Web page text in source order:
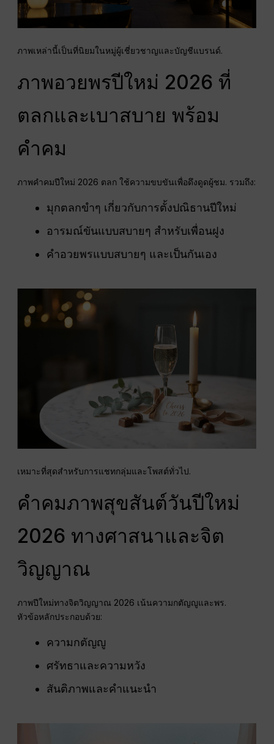
ภาพเหล่านี้เป็นที่นิยมในหมู่ผู้เชี่ยวชาญและบัญชีแบรนด์.
ภาพอวยพรปีใหม่ 2026 ที่
ตลกและเบาสบาย พร้อม
คำคม
ภาพคำคมปีใหม่ 2026 ตลก ใช้ความขบขันเพื่อดึงดูดผู้ชม. รวมถึง:
มุกตลกขำๆ เกี่ยวกับการตั้งปณิธานปีใหม่
อารมณ์ขันแบบสบายๆ สำหรับเพื่อนฝูง
คำอวยพรแบบสบายๆ และเป็นกันเอง
เหมาะที่สุดสำหรับการแชทกลุ่มและโพสต์ทั่วไป.
คำคมภาพสุขสันต์วันปีใหม่
2026 ทางศาสนาและจิต
วิญญาณ
ภาพปีใหม่ทางจิตวิญญาณ 2026 เน้นความกตัญญูและพร.
หัวข้อหลักประกอบด้วย:
ความกตัญญู
ศรัทธาและความหวัง
สันติภาพและคำแนะนำ